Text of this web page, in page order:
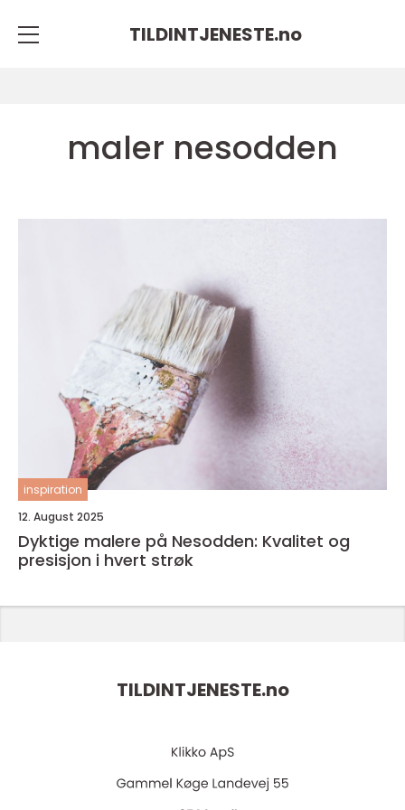
TILDINTJENESTE.no
maler nesodden
inspiration
12. August 2025
Dyktige malere på Nesodden: Kvalitet og
presisjon i hvert strøk
TILDINTJENESTE.no